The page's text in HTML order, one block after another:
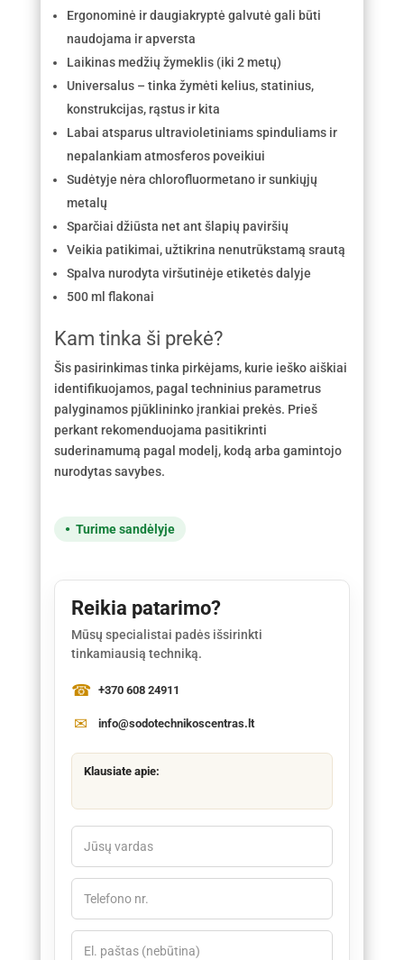
Ergonominė ir daugiakryptė galvutė gali būti
naudojama ir apversta
Laikinas medžių žymeklis (iki 2 metų)
Universalus – tinka žymėti kelius, statinius,
konstrukcijas, rąstus ir kita
Labai atsparus ultravioletiniams spinduliams ir
nepalankiam atmosferos poveikiui
Sudėtyje nėra chlorofluormetano ir sunkiųjų
metalų
Sparčiai džiūsta net ant šlapių paviršių
Veikia patikimai, užtikrina nenutrūkstamą srautą
Spalva nurodyta viršutinėje etiketės dalyje
500 ml flakonai
Kam tinka ši prekė?
Šis pasirinkimas tinka pirkėjams, kurie ieško aiškiai
identifikuojamos, pagal techninius parametrus
palyginamos pjūklininko įrankiai prekės. Prieš
perkant rekomenduojama pasitikrinti
suderinamumą pagal modelį, kodą arba gamintojo
nurodytas savybes.
Turime sandėlyje
Reikia patarimo?
Mūsų specialistai padės išsirinkti
tinkamiausią techniką.
+370 608 24911
info@sodotechnikoscentras.lt
Klausiate apie: